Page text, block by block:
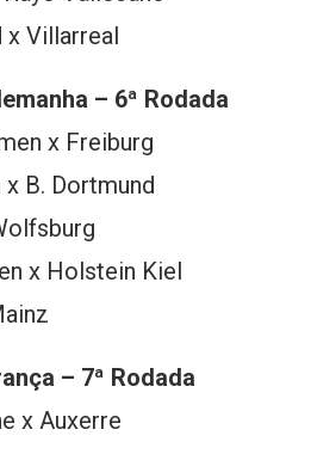
x Villarreal
– 6ª Rodada
x Freiburg
x B. Dortmund
x Holstein Kiel
– 7ª Rodada
x Auxerre